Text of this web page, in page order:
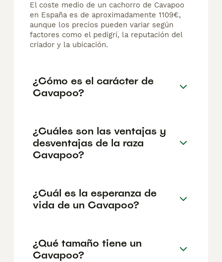
El coste medio de un cachorro de Cavapoo
en España es de aproximadamente 1109€,
aunque los precios pueden variar según
factores como el pedigrí, la reputación del
criador y la ubicación.
¿Cómo es el carácter de
Cavapoo?
¿Cuáles son las ventajas y
desventajas de la raza
Cavapoo?
¿Cuál es la esperanza de
vida de un Cavapoo?
¿Qué tamaño tiene un
Cavapoo?